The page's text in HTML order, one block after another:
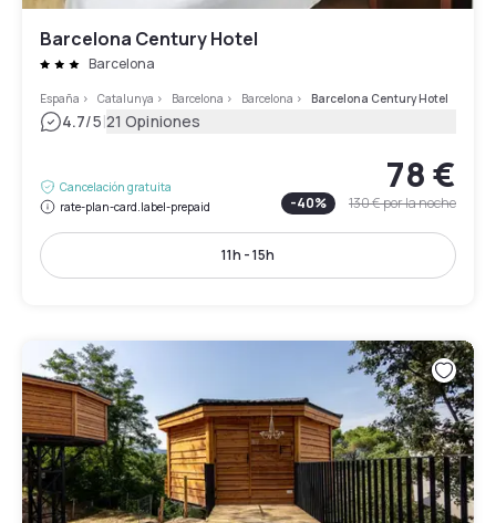
Barcelona Century Hotel
Barcelona
España > Catalunya > Barcelona > Barcelona > Barcelona Century Hotel
4.7/5|21 Opiniones
Cancelación gratuita
rate-plan-card.label-prepaid
78 €
-40% 130 €por la noche
11h - 15h